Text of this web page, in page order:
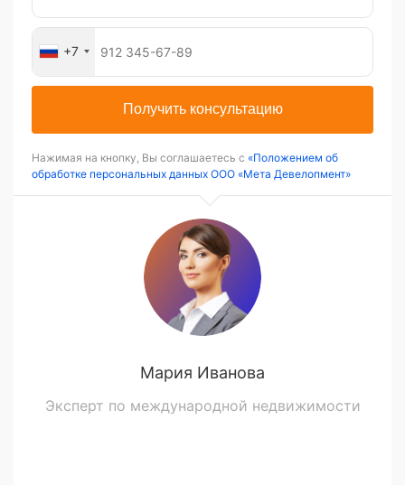
+7
Получить консультацию
Нажимая на кнопку, Вы соглашаетесь с «Положением об
обработке персональных данных ООО «Мета Девелопмент»
Мария Иванова
Эксперт по международной недвижимости